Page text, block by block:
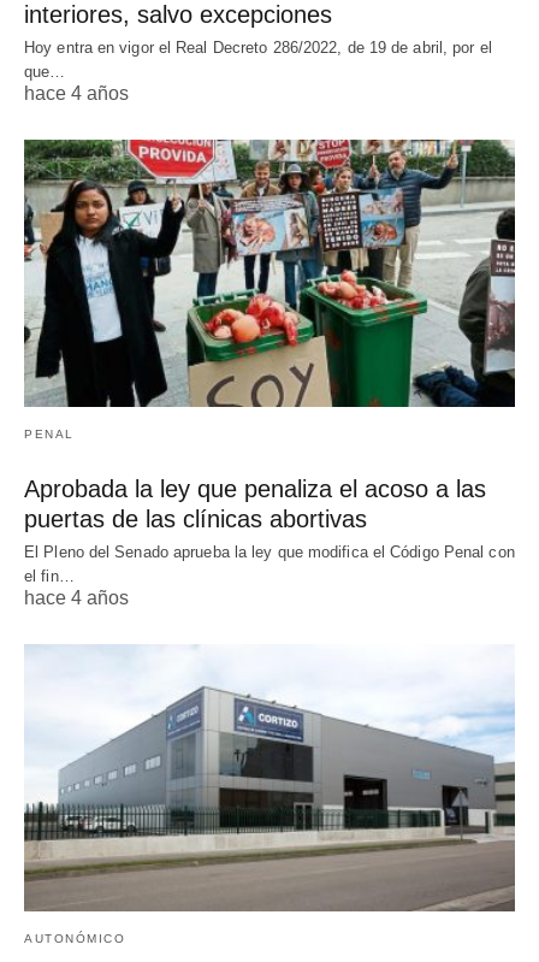
interiores, salvo excepciones
Hoy entra en vigor el Real Decreto 286/2022, de 19 de abril, por el
que…
hace 4 años
PENAL
Aprobada la ley que penaliza el acoso a las
puertas de las clínicas abortivas
El Pleno del Senado aprueba la ley que modifica el Código Penal con
el fin…
hace 4 años
AUTONÓMICO